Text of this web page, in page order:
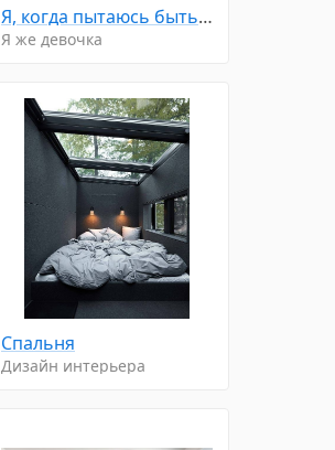
Я, когда пытаюсь быть милой
Я же девочка
Спальня
Дизайн интерьера